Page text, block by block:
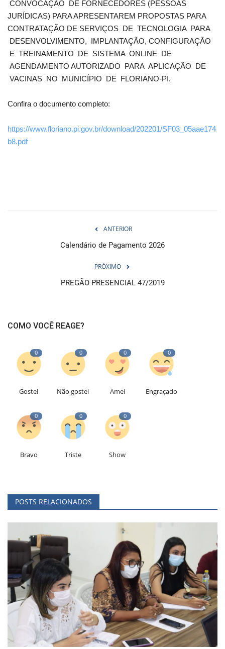
CONVOCAÇÃO DE FORNECEDORES (PESSOAS
JURÍDICAS) PARA APRESENTAREM PROPOSTAS PARA
CONTRATAÇÃO DE SERVIÇOS DE TECNOLOGIA PARA
DESENVOLVIMENTO, IMPLANTAÇÃO, CONFIGURAÇÃO
E TREINAMENTO DE SISTEMA ONLINE DE
AGENDAMENTO AUTORIZADO PARA APLICAÇÃO DE
VACINAS NO MUNICÍPIO DE FLORIANO-PI.
Confira o documento completo:
https://www.floriano.pi.gov.br/download/202201/SF03_05aae174
b8.pdf
ANTERIOR
Calendário de Pagamento 2026
PRÓXIMO
PREGÃO PRESENCIAL 47/2019
COMO VOCÊ REAGE?
0
Gostei
0
Não gostei
0
Amei
0
Engraçado
0
Bravo
0
Triste
0
Show
POSTS RELACIONADOS